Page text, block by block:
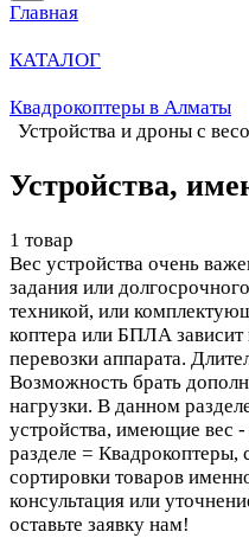
Главная
КАТАЛОГ
Квадрокоптеры в Алматы
Устройства и дроны с
Устройства,
1 товар
Вес устройства очень
задания или
техникой, или
коптера или БПЛА
перевозки аппарата.
Возможность брать
нагрузки. В данном
устройства, имеющие вес
разделе =
сортировки товаров
консультация или
оставьте заявку нам!